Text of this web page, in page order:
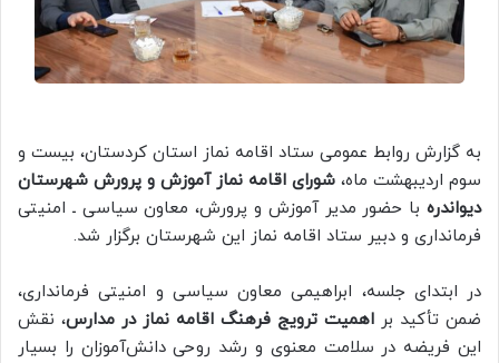
به گزارش روابط عمومی ستاد اقامه نماز استان کردستان، بیست و
سوم اردیبهشت ماه، شورای اقامه نماز آموزش و پرورش شهرستان
دیواندره با حضور مدیر آموزش و پرورش، معاون سیاسی ـ امنیتی
فرمانداری و دبیر ستاد اقامه نماز این شهرستان برگزار شد.
در ابتدای جلسه، ابراهیمی معاون سیاسی و امنیتی فرمانداری،
ضمن تأکید بر اهمیت ترویج فرهنگ اقامه نماز در مدارس، نقش
این فریضه در سلامت معنوی و رشد روحی دانش‌آموزان را بسیار